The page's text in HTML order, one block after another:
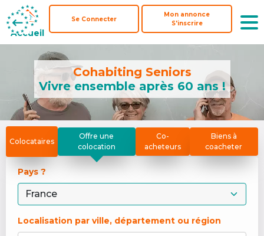
Accueil
Se Connecter
Mon annonce
S'inscrire
Accueil
Se Connecter
Mon annonce
S'inscrire
Cohabiting Seniors
Vivre ensemble après 60 ans !
Colocataires
Offre une
colocation
Co-
acheteurs
Biens à
coacheter
Pays ?
Localisation par ville, département ou région